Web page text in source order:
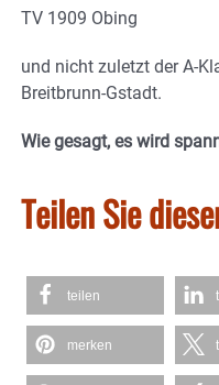
TV 1909 Obing
und nicht zuletzt der A-
Breitbrunn-Gstadt.
Wie gesagt, es wird
Teilen Sie
teilen
merken